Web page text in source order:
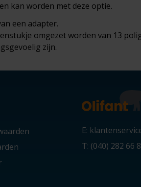
kan worden met deze optie.
een adapter.
omgezet worden van 13
zijn.
E:
T: (040) 282 66